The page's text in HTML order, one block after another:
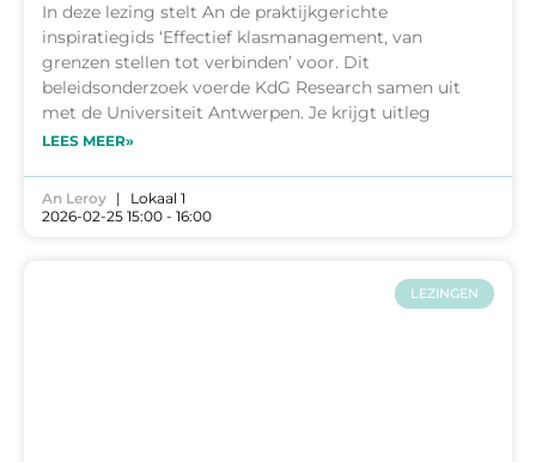
In deze lezing stelt An de praktijkgerichte
inspiratiegids ‘Effectief klasmanagement, van
grenzen stellen tot verbinden’ voor. Dit
beleidsonderzoek voerde KdG Research samen uit
met de Universiteit Antwerpen. Je krijgt uitleg
LEES MEER»
An Leroy
Lokaal 1
2026-02-25 15:00 - 16:00
LEZINGEN